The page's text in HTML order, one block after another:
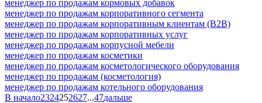
менеджер по продажам кормовых добавок
менеджер по продажам корпоративного сегмента
менеджер по продажам корпоративным клиентам (B2B)
менеджер по продажам корпоративных услуг
менеджер по продажам корпусной мебели
менеджер по продажам косметики
менеджер по продажам косметологического оборудования
менеджер по продажам (косметология)
менеджер по продажам котельного оборудования
В начало2324252627...47дальше